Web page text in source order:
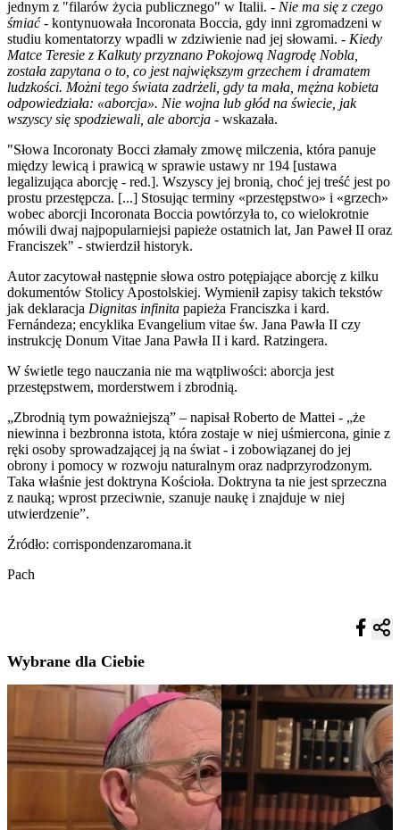
jednym z "filarów życia publicznego" w Italii. - Nie ma się z czego
śmiać- kontynuowała Incoronata Boccia, gdy inni zgromadzeni w
studiu komentatorzy wpadli w zdziwienie nad jej słowami. - Kiedy
Matce Teresie z Kalkuty przyznano Pokojową Nagrodę Nobla,
została zapytana o to, co jest największym grzechem i dramatem
ludzkości. Możni tego świata zadrżeli, gdy ta mała, mężna kobieta
odpowiedziała: «aborcja». Nie wojna lub głód na świecie, jak
wszyscy się spodziewali, ale aborcja - wskazała.
"Słowa Incoronaty Bocci złamały zmowę milczenia, która panuje
między lewicą i prawicą w sprawie ustawy nr 194 [ustawa
legalizująca aborcję - red.]. Wszyscy jej bronią, choć jej treść jest po
prostu przestępcza. [...] Stosując terminy «przestępstwo» i «grzech»
wobec aborcji Incoronata Boccia powtórzyła to, co wielokrotnie
mówili dwaj najpopularniejsi papieże ostatnich lat, Jan Paweł II oraz
Franciszek" - stwierdził historyk.
Autor zacytował następnie słowa ostro potępiające aborcję z kilku
dokumentów Stolicy Apostolskiej. Wymienił zapisy takich tekstów
jak deklaracja Dignitas infinita papieża Franciszka i kard.
Fernándeza; encyklika Evangelium vitae św. Jana Pawła II czy
instrukcję Donum Vitae Jana Pawła II i kard. Ratzingera.
W świetle tego nauczania nie ma wątpliwości: aborcja jest
przestępstwem, morderstwem i zbrodnią.
„Zbrodnią tym poważniejszą” – napisał Roberto de Mattei - „że
niewinna i bezbronna istota, która zostaje w niej uśmiercona, ginie z
ręki osoby sprowadzającej ją na świat - i zobowiązanej do jej
obrony i pomocy w rozwoju naturalnym oraz nadprzyrodzonym.
Taka właśnie jest doktryna Kościoła. Doktryna ta nie jest sprzeczna
z nauką; wprost przeciwnie, szanuje naukę i znajduje w niej
utwierdzenie”.
Źródło: corrispondenzaromana.it
Pach
Wybrane dla Ciebie